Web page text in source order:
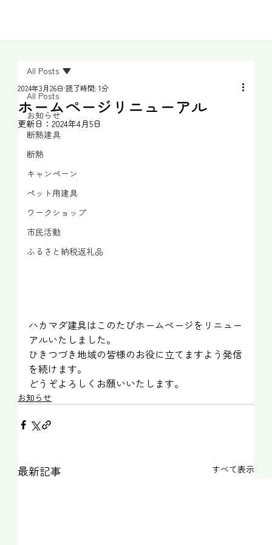
All Posts
お知らせ
断熱建具
断熱
キャンペーン
ペット用建具
ワークショップ
市民活動
ふるさと納税返礼品
All Posts
ホームページリニューアル
2024年3月26日 読了時間: 1分
更新日：2024年4月5日
ハカマダ建具はこのたびホームページをリニュー
アルいたしました。
ひきつづき地域の皆様のお役に立てますよう発信
を続けます。
どうぞよろしくお願いいたします。
お知らせ
最新記事 すべて表示